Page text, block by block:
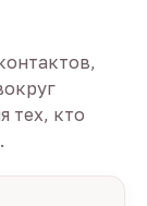
тех, кто